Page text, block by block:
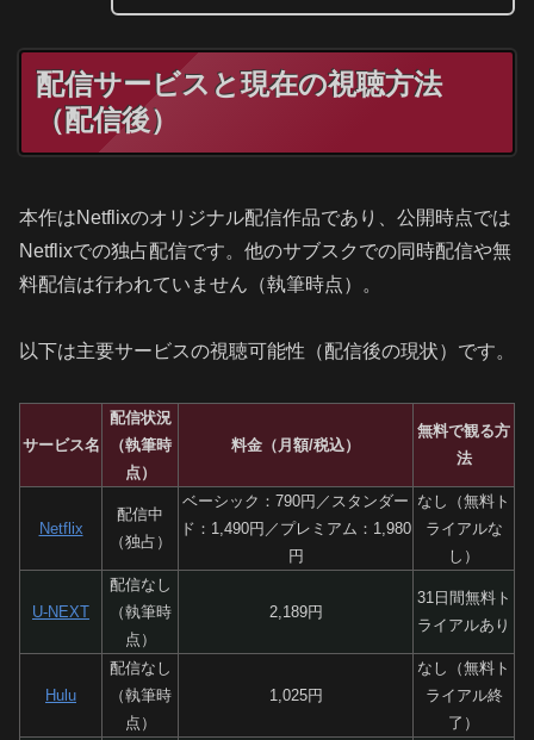
配信サービスと現在の視聴方法
（配信後）
本作はNetflixのオリジナル配信作品であり、公開時点では
Netflixでの独占配信です。他のサブスクでの同時配信や無
料配信は行われていません（執筆時点）。
以下は主要サービスの視聴可能性（配信後の現状）です。
サービス名
配信状況
（執筆時
点）
料金（月額/税込）
無料で観る方
法
Netflix
配信中
（独占）
ベーシック：790円／スタンダー
ド：1,490円／プレミアム：1,980
円
なし（無料ト
ライアルな
し）
U-NEXT
配信なし
（執筆時
点）
2,189円
31日間無料ト
ライアルあり
Hulu
配信なし
（執筆時
点）
1,025円
なし（無料ト
ライアル終
了）